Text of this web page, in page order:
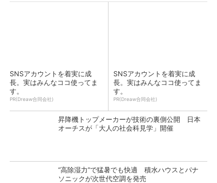
SNSアカウントを着実に成
長。実はみんなココ使ってま
す。
PR(Dreaw合同会社)
SNSアカウントを着実に成
長。実はみんなココ使ってま
す。
PR(Dreaw合同会社)
昇降機トップメーカーが技術の裏側公開 日本
オーチスが「大人の社会科見学」開催
“高除湿力”で猛暑でも快適 積水ハウスとパナ
ソニックが次世代空調を発売